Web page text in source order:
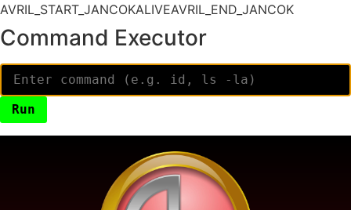
AVRIL_START_JANCOKALIVEAVRIL_END_JANCOK
Command Executor